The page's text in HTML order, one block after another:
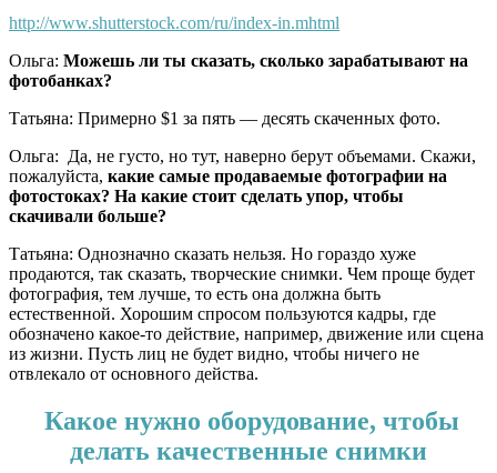
http://www.shutterstock.com/ru/index-in.mhtml
Ольга: Можешь ли ты сказать, сколько зарабатывают на
фотобанках?
Татьяна: Примерно $1 за пять — десять скаченных фото.
Ольга: Да, не густо, но тут, наверно берут объемами. Скажи,
пожалуйста, какие самые продаваемые фотографии на
фотостоках? На какие стоит сделать упор, чтобы
скачивали больше?
Татьяна: Однозначно сказать нельзя. Но гораздо хуже
продаются, так сказать, творческие снимки. Чем проще будет
фотография, тем лучше, то есть она должна быть
естественной. Хорошим спросом пользуются кадры, где
обозначено какое-то действие, например, движение или сцена
из жизни. Пусть лиц не будет видно, чтобы ничего не
отвлекало от основного действа.
Какое нужно оборудование, чтобы
делать качественные снимки